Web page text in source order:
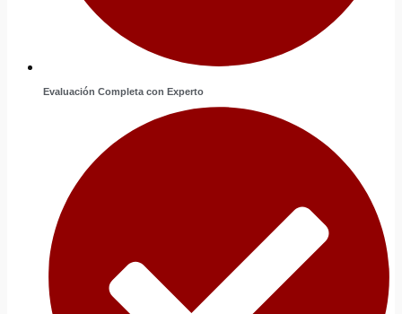
Evaluación Completa con Experto